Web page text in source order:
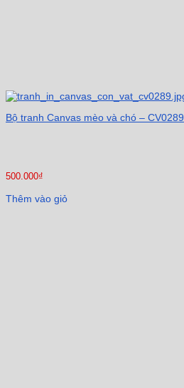
Bộ tranh Canvas mèo và chó – CV0289
500.000₫
Thêm vào giỏ